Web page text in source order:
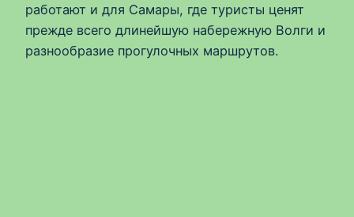
работают и для Самары, где туристы ценят
прежде всего длинейшую набережную Волги и
разнообразие прогулочных маршрутов.